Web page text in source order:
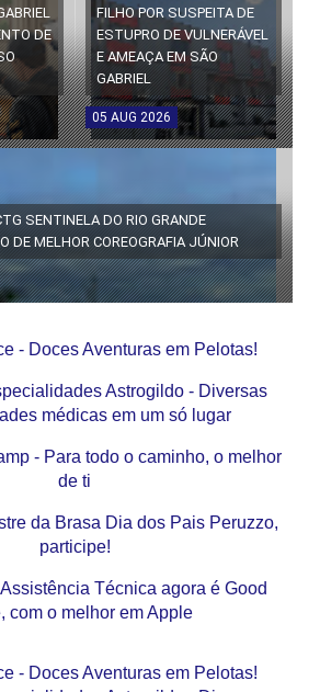
DE
FILHO POR SUSPEITA DE
ESTUPRO DE VULNERÁVEL
E AMEAÇA EM SÃO
GABRIEL
05 AUG 2026
SENTINELA DO RIO GRANDE
DE MELHOR COREOGRAFIA JÚNIOR